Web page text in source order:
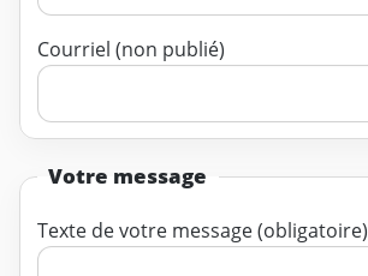
Courriel (non publié)
Votre message
Texte de votre message (obligatoire)